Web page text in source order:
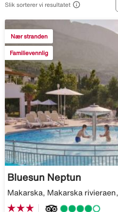
Slik sorterer vi resultatet 
Nær stranden
Familievennlig
Bluesun Neptun
Makarska, Makarska